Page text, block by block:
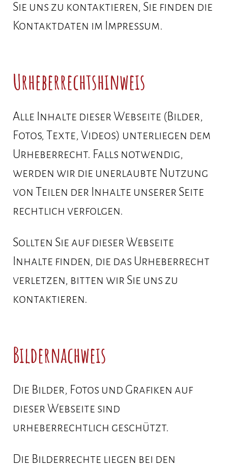
Sie uns zu kontaktieren, Sie finden die
Kontaktdaten im Impressum.
Urheberrechtshinweis
Alle Inhalte dieser Webseite (Bilder,
Fotos, Texte, Videos) unterliegen dem
Urheberrecht. Falls notwendig,
werden wir die unerlaubte Nutzung
von Teilen der Inhalte unserer Seite
rechtlich verfolgen.
Sollten Sie auf dieser Webseite
Inhalte finden, die das Urheberrecht
verletzen, bitten wir Sie uns zu
kontaktieren.
Bildernachweis
Die Bilder, Fotos und Grafiken auf
dieser Webseite sind
urheberrechtlich geschützt.
Die Bilderrechte liegen bei den